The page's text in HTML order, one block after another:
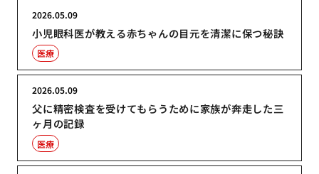
小児眼科医が教える赤ちゃんの目元を清潔に保つ秘訣
2026.05.09
医療
父に精密検査を受けてもらうために家族が奔走した三
ヶ月の記録
2026.05.09
医療